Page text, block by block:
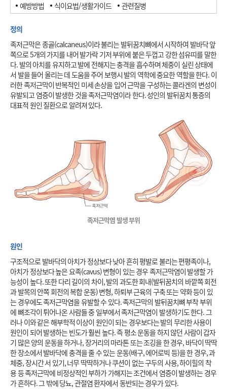
예방방법
식이요법/생활가이드 관련질병
정의
족저근막은 종골(calcaneus)이라 불리는 발뒤꿈치뼈에서 시작하여 발바닥 앞
쪽으로 5개의 가지를 내어 발가락 기저 부위에 붙은 두껍고 강한 섬유띠를 말한
다. 발의 아치를 유지하고 발에 전해지는 충격을 흡수하며 체중이 실린 상태에
서 발을 들어 올리는 데 도움을 주어 보행시 발의 역학에 중요한 역할을 한다. 이
러한 족저근막이 반복적인 미세 손상을 입어 근막을 구성하는 콜라겐의 변성이
유발되고 염증이 발생한 것을 족저근막염이라 한다. 성인의 발뒤꿈치 통증의
대표적 원인 질환으로 알려져 있다.
족저근막염 발생 부위
원인
구조적으로 발바닥의 아치가 정상보다 낮아 흔히 평발로 불리는 편평족이나,
아치가 정상보다 높은 요족(cavus) 변형이 있는 경우 족저근막염이 발생할 가
능성이 높다. 또한 다리 길이의 차이, 발의 과도한 회내(발뒤꿈치의 바깥쪽 회전
과 발목의 안쪽 회전의 복합 운동) 변형, 하퇴부 근육의 구축 또는 약화 등이 있
는 경우에도 족저근막염을 유발할 수 있다. 족저근막의 발뒤꿈치뼈 부착 부위
에 뼈조각이 튀어나온 사람들 중 일부에서 족저근막염이 발생하기도 한다. 그
러나 이와 같은 해부학적 이상이 원인이 되는 경우보다는 발의 무리한 사용이
원인이 되어 발생하는 빈도가 훨씬 높다. 즉 평소 운동을 하지 않던 사람이 갑자
기 많은 양의 운동을 하거나, 장거리의 마라톤 또는 조깅을 한 경우, 바닥이 딱딱
한 장소에서 발바닥에 충격을 줄 수 있는 운동(배구, 에어로빅 등)을 한 경우, 과
체중, 장시간 서 있기, 너무 딱딱하거나 쿠션이 없는 구두의 사용, 하이힐의 착
용 등 족저근막에 비정상적인 부하가 가해지는 조건에서 염증이 발생하는 경우
가 흔하다. 그 밖에 당뇨, 관절염 환자에서 동반되는 경우가 있다.